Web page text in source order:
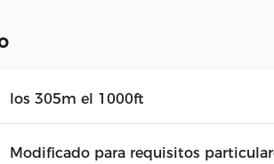
los 305m el 1000ft
Modificado para requisitos